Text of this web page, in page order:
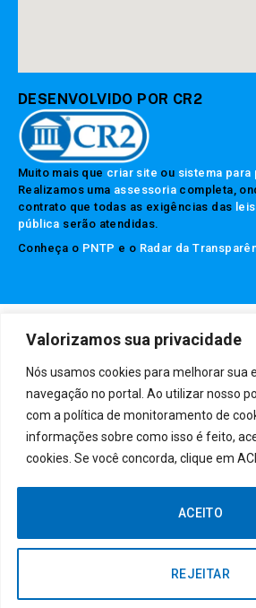
Valorizamos sua privacidade
Nós usamos cookies para melhorar sua
navegação no portal. Ao utilizar nosso
com a política de monitoramento de
informações sobre como isso é feito,
cookies. Se você concorda, clique em
REJEITAR
ACEITO
DESENVOLVIDO POR CR2
Muito mais que criar site ou sistema
Realizamos uma assessoria completa,
contrato que todas as exigências das
pública serão atendidas.
Conheça o PNTP e o Radar da